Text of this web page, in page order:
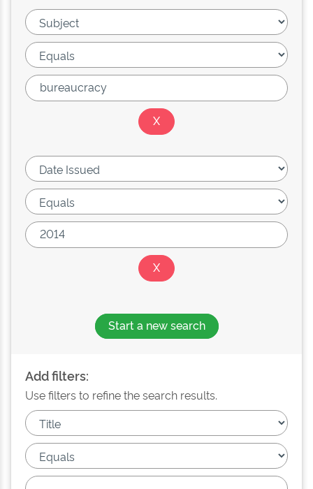
Start a new search
Add filters:
Use filters to refine the search results.